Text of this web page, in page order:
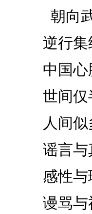
朝向
逆行
中国
世间
人间
谣言
感性
谩骂